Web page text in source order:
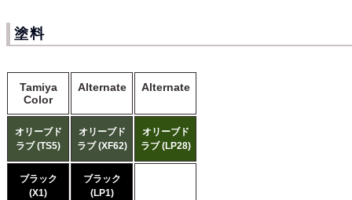
塗料
Tamiya
Color
Alternate Alternate
オリーブド
ラブ (TS5)
オリーブド
ラブ (XF62)
オリーブド
ラブ (LP28)
ブラック
(X1)
ブラック
(LP1)